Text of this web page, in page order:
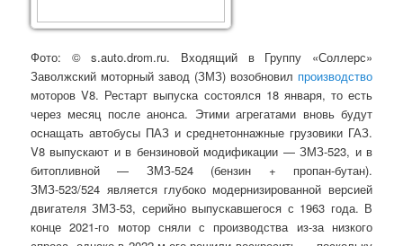
Фото: © s.auto.drom.ru. Входящий в Группу «Соллерс»
Заволжский моторный завод (ЗМЗ) возобновил производство
моторов V8. Рестарт выпуска состоялся 18 января, то есть
через месяц после анонса. Этими агрегатами вновь будут
оснащать автобусы ПАЗ и среднетоннажные грузовики ГАЗ.
V8 выпускают и в бензиновой модификации — ЗМЗ-523, и в
битопливной — ЗМЗ-524 (бензин + пропан-бутан).
ЗМЗ-523/524 является глубоко модернизированной версией
двигателя ЗМЗ-53, серийно выпускавшегося с 1963 года. В
конце 2021-го мотор сняли с производства из-за низкого